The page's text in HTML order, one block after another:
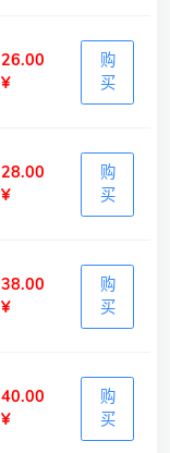
26.00
¥
购
买
28.00
¥
购
买
38.00
¥
购
买
40.00
¥
购
买